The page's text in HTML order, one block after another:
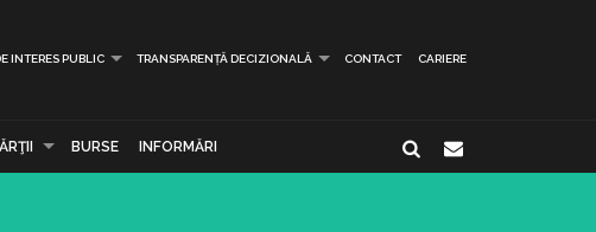
INTERES PUBLIC TRANSPARENȚĂ DECIZIONALĂ CONTACT CARIERE
BURSE INFORMĂRI